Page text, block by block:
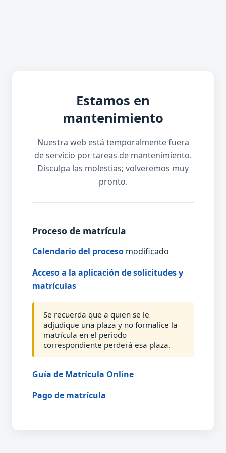
Estamos en
mantenimiento
Nuestra web está temporalmente fuera
de servicio por tareas de mantenimiento.
Disculpa las molestias; volveremos muy
pronto.
Proceso de matrícula
Calendario del proceso modificado
Acceso a la aplicación de solicitudes y
matrículas
Se recuerda que a quien se le
adjudique una plaza y no formalice la
matrícula en el periodo
correspondiente perderá esa plaza.
Guía de Matrícula Online
Pago de matrícula